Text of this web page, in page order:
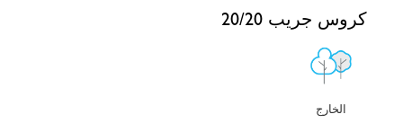
كروس جريب 20/20
الخارج